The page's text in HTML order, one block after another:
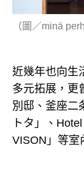
（圖／minä
近幾年也向生
多元拓展，更
別邸、釜座二
トタ」、
VISON」等室